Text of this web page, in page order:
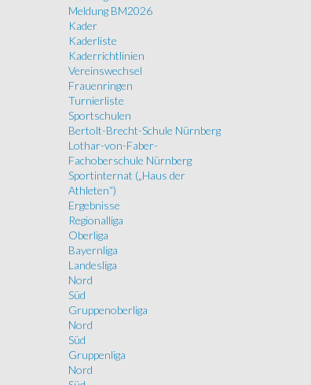
Meldung BM2026
Kader
Kaderliste
Kaderrichtlinien
Vereinswechsel
Frauenringen
Turnierliste
Sportschulen
Bertolt-Brecht-Schule Nürnberg
Lothar-von-Faber-
Fachoberschule Nürnberg
Sportinternat („Haus der
Athleten“)
Ergebnisse
Regionalliga
Oberliga
Bayernliga
Landesliga
Nord
Süd
Gruppenoberliga
Nord
Süd
Gruppenliga
Nord